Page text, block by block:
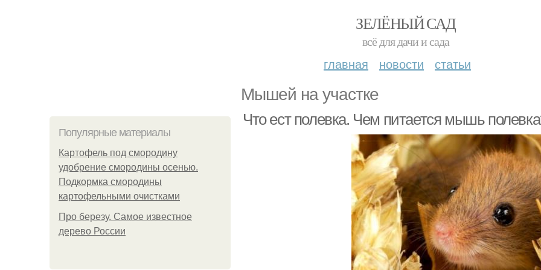
ЗЕЛЁНЫЙ САД
всё для дачи и сада
главная новости статьи
Мышей на участке
Популярные материалы
Картофель под смородину
удобрение смородины осенью.
Подкормка смородины
картофельными очистками
Про березу. Самое известное
дерево России
Что ест полевка. Чем питается мышь